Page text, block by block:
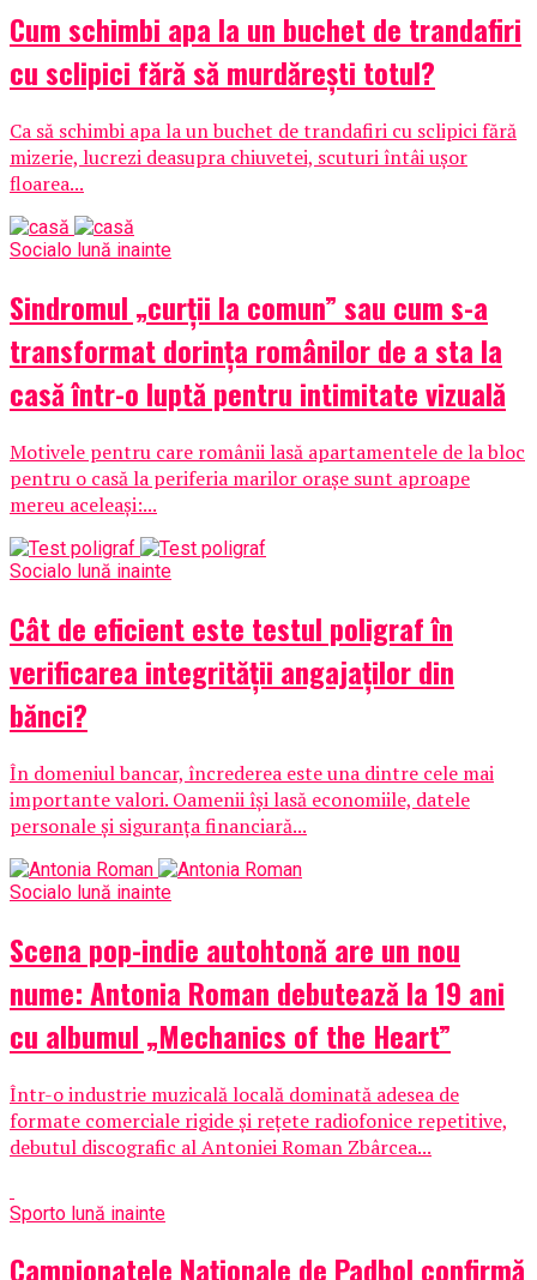
Cum schimbi apa la un buchet de trandafiri
cu sclipici fără să murdărești totul?
Ca să schimbi apa la un buchet de trandafiri cu sclipici fără
mizerie, lucrezi deasupra chiuvetei, scuturi întâi ușor
floarea...
Socialo lună inainte
Sindromul „curții la comun” sau cum s-a
transformat dorința românilor de a sta la
casă într-o luptă pentru intimitate vizuală
Motivele pentru care românii lasă apartamentele de la bloc
pentru o casă la periferia marilor orașe sunt aproape
mereu aceleași:...
Socialo lună inainte
Cât de eficient este testul poligraf în
verificarea integrității angajaților din
bănci?
În domeniul bancar, încrederea este una dintre cele mai
importante valori. Oamenii își lasă economiile, datele
personale și siguranța financiară...
Socialo lună inainte
Scena pop-indie autohtonă are un nou
nume: Antonia Roman debutează la 19 ani
cu albumul „Mechanics of the Heart”
Într-o industrie muzicală locală dominată adesea de
formate comerciale rigide și rețete radiofonice repetitive,
debutul discografic al Antoniei Roman Zbârcea...
Sporto lună inainte
Campionatele Naționale de Padbol confirmă